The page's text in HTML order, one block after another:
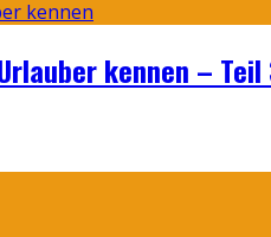
kennen –